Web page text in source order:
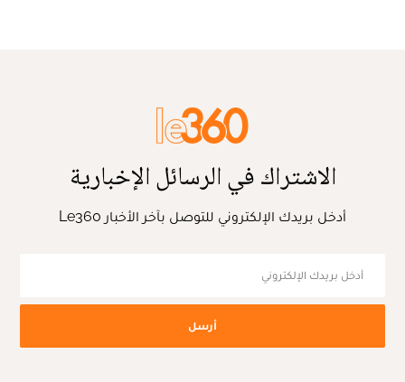
الاشتراك في الرسائل الإخبارية
أدخل بريدك الإلكتروني للتوصل بآخر الأخبار Le360
أرسل